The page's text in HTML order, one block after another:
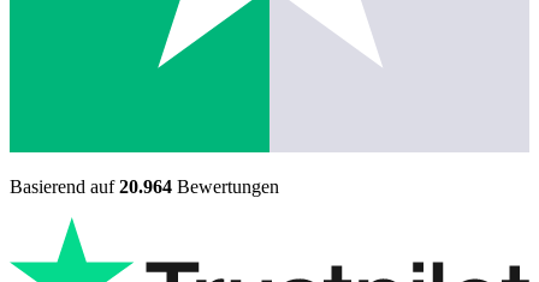
Basierend auf20.964 Bewertungen